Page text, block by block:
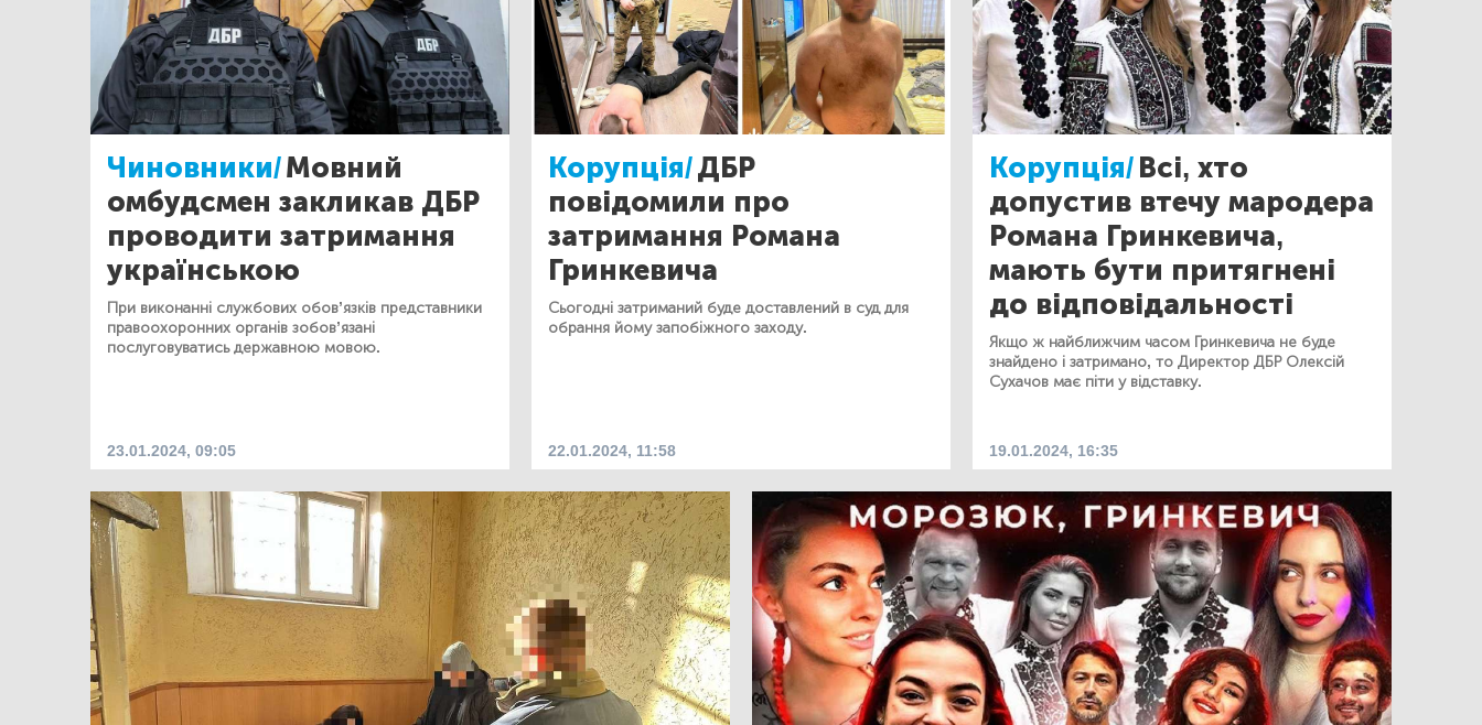
Чиновники/Мовний
омбудсмен закликав ДБР
проводити затримання
українською
При виконанні службових обов’язків представники
правоохоронних органів зобов’язані
послуговуватись державною мовою.
23.01.2024, 09:05
Корупція/ДБР
повідомили про
затримання Романа
Гринкевича
Сьогодні затриманий буде доставлений в суд для
обрання йому запобіжного заходу.
22.01.2024, 11:58
Корупція/Всі, хто
допустив втечу мародера
Романа Гринкевича,
мають бути притягнені
до відповідальності
Якщо ж найближчим часом Гринкевича не буде
знайдено і затримано, то Директор ДБР Олексій
Сухачов має піти у відставку.
19.01.2024, 16:35